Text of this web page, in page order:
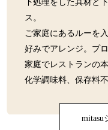
下処理をした具材と
ス。
ご家庭にあるルーを
好みでアレンジ。プ
家庭でレストランの
化学調味料、保存料不
mitasu